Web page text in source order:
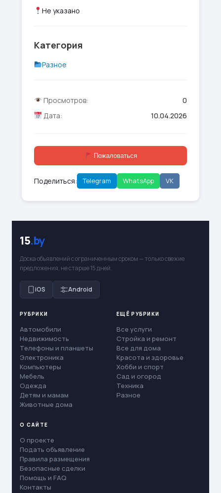
Не указано
Категория
Разное
Просмотров:
0
Дата:
10.04.2026
Пожаловаться
Поделиться: Telegram WhatsApp VK
15.by
Доска объявлений с ограниченным сроком — только свежие
предложения, не старше 15 дней.
iOS Android
РУБРИКИ
Автомобили
Недвижимость
Телефоны и планшеты
Электроника
Компьютеры
Мебель
Одежда
Детям и мамам
Животные дома
ЕЩЁ РУБРИКИ
Все услуги
Стройка и ремонт
Все для дома
Красота и здоровье
Хобби и спорт
Сад и огород
Техника
Разное
О САЙТЕ
О проекте
Подать объявление
Правила размещения
Безопасные сделки
Помощь и FAQ
Контакты